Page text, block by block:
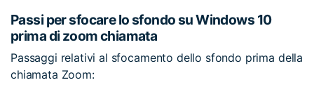
Passi per sfocare lo sfondo su Windows 10
prima di zoom chiamata
Passaggi relativi al sfocamento dello sfondo prima della
chiamata Zoom: